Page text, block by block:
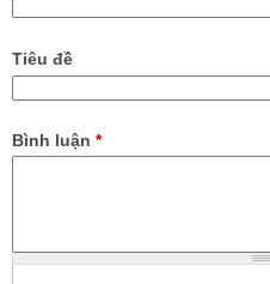
Tiêu đề
Bình luận *